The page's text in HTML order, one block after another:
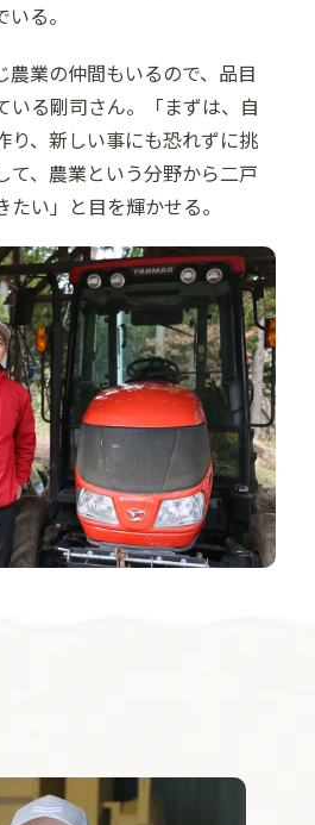
る。
農業の仲間もいるので、品目
いる剛司さん。「まずは、自
り、新しい事にも恐れずに挑
て、農業という分野から二戸
い」と目を輝かせる。